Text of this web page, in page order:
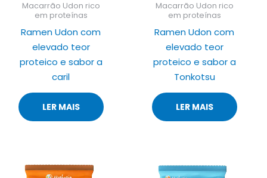
Macarrão Udon rico
em proteínas
Ramen Udon com
elevado teor
proteico e sabor a
caril
LER MAIS
Macarrão Udon rico
em proteínas
Ramen Udon com
elevado teor
proteico e sabor a
Tonkotsu
LER MAIS